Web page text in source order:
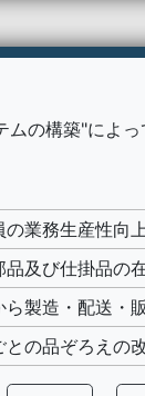
ムの構築"によ
の業務生産性向
品及び仕掛品の
ら製造・配送・
との品ぞろえの